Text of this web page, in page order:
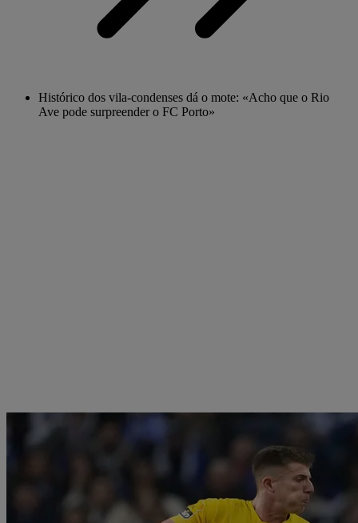
Histórico dos vila-condenses dá o mote: «Acho que o Rio
Ave pode surpreender o FC Porto»